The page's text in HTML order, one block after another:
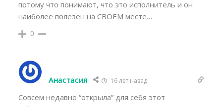
потому что понимают, что это исполнитель и он
наиболее полезен на СВОЕМ месте…
0
Анастасия 16 лет назад
Совсем недавно “открыла” для себя этот